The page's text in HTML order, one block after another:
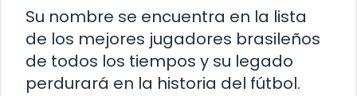
Su nombre se encuentra en la lista
de los mejores jugadores brasileños
de todos los tiempos y su legado
perdurará en la historia del fútbol.